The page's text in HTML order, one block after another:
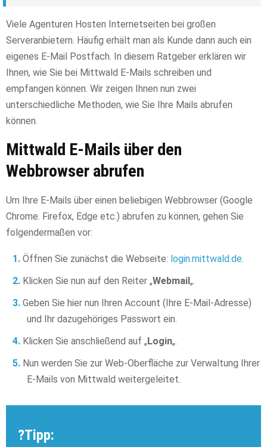
Viele Agenturen Hosten Internetseiten bei großen
Serveranbietern. Häufig erhält man als Kunde dann auch ein
eigenes E-Mail Postfach. In diesem Ratgeber erklären wir
Ihnen, wie Sie bei Mittwald E-Mails schreiben und
empfangen können. Wir zeigen Ihnen nun zwei
unterschiedliche Methoden, wie Sie Ihre Mails abrufen
können.
Mittwald E-Mails über den
Webbrowser abrufen
Um Ihre E-Mails über einen beliebigen Webbrowser (Google
Chrome. Firefox, Edge etc.) abrufen zu können, gehen Sie
folgendermaßen vor:
Öffnen Sie zunächst die Webseite: login.mittwald.de.
Klicken Sie nun auf den Reiter „Webmail „.
Geben Sie hier nun Ihren Account (Ihre E-Mail-Adresse)
und Ihr dazugehöriges Passwort ein.
Klicken Sie anschließend auf „ Login„.
Nun werden Sie zur Web-Oberfläche zur Verwaltung Ihrer
E-Mails von Mittwald weitergeleitet.
?Tipp: